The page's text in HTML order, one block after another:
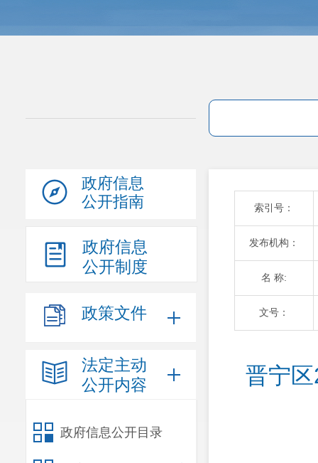
政府信息
公开指南
政府信息
公开制度
政策文件
法定主动
公开内容
政府信息公开目录
索引号：
发布机构：
名 称:
文号：
晋宁